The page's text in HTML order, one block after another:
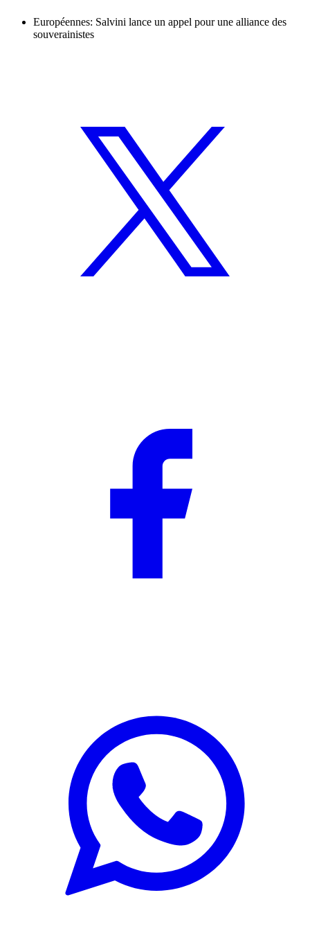
Européennes: Salvini lance un appel pour une alliance des
souverainistes